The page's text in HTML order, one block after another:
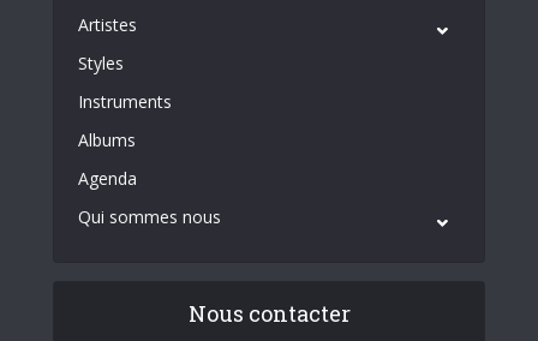
Artistes
Styles
Instruments
Albums
Agenda
Qui sommes nous
Nous contacter